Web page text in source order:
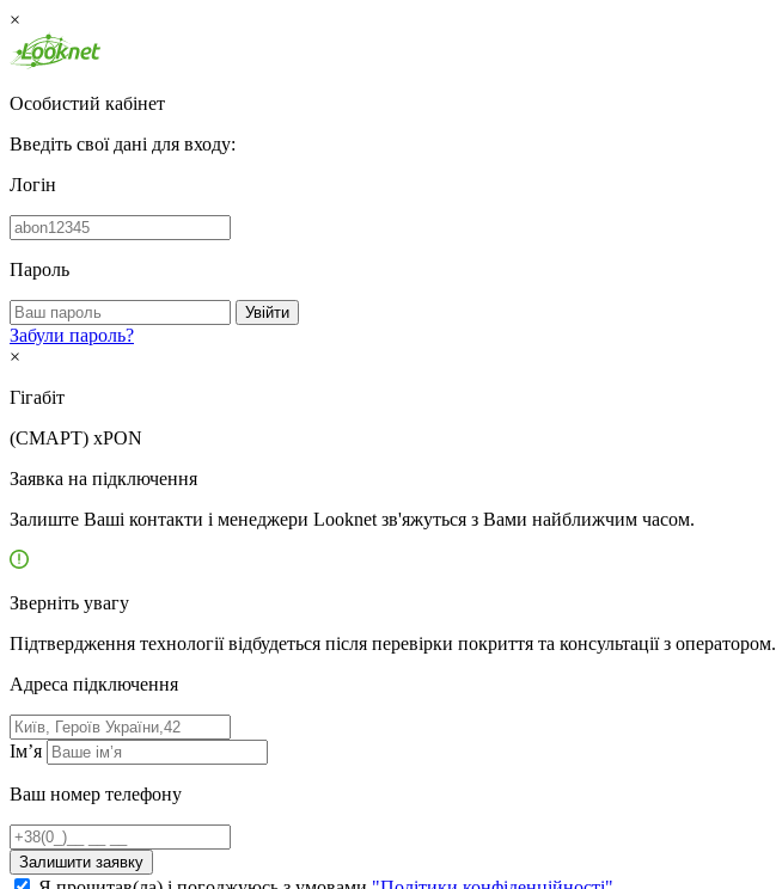
×
Особистий кабінет
Введіть свої дані для входу:
Логін
Пароль
Увійти
Забули пароль?
×
Гігабіт
(СМАРТ) xPON
Заявка на підключення
Залиште Ваші контакти і менеджери Looknet зв'яжуться з Вами найближчим часом.
Зверніть увагу
Підтвердження технології відбудеться після перевірки покриття та консультації з оператором.
Адресa підключення
Ім’я
Ваш номер телефону
Залишити заявку